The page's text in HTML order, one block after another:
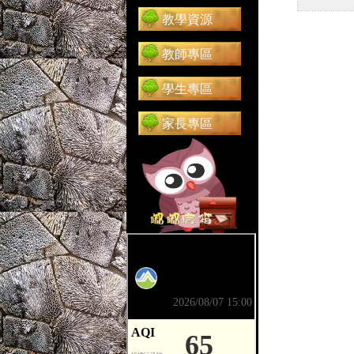
教學資源
教師專區
學生專區
家長專區